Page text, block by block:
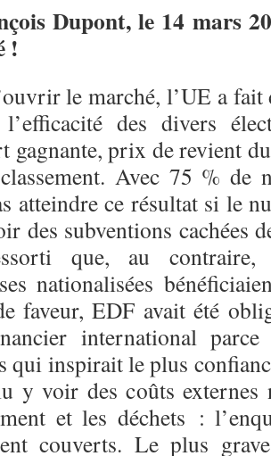
Dupont, le 14
!
le marché, l’UE a
l’efficacité des divers
gagnante, prix de revient
Avec 75 % de
atteindre ce résultat si le
des subventions cachées
que, au contraire,
nationalisées
faveur, EDF avait été
international
qui inspirait le plus
y voir des coûts externes
et les déchets :
couverts. Le plus